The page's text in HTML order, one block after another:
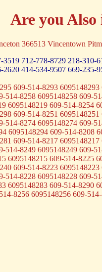
Are you Also
366513 Vincentown
3519 712-778-8729 218-310-
2620 414-534-9507 669-235-
609-514-8293
514-8258 6095148258 609-
6095148219 609-514-8254
609-514-8251
514-8274 6095148274 609-
6095148294 609-514-8208
609-514-8217
514-8249 6095148249 609-
6095148215 609-514-8225
609-514-8223
514-8228 6095148228 609-
6095148283 609-514-8290
8256 6095148256 609-